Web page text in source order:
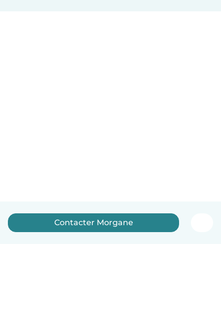
Contacter Morgane